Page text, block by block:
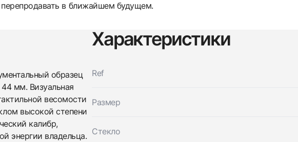
в ближайшем будущем.
образец
мм. Визуальная
весомости
высокой степени
калибр,
энергии владельца.
Характеристики
Ref
Размер
Стекло
эти часы
Bovet
Double Retrograde Seconds & Retrograde Date
Новые
$15,450
ваши контактные данные и мы свяжемся с
Double Retrograde Seconds & Retrograde Date
Новые
$15,450